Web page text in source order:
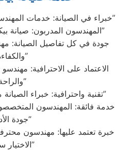
“خبراء في الصيانة: خدمات المهندسين لبيكو تضمن أفضل أداء”
“المهندسون المدربون: صيانة بيكو بيد خبراء في الميدان”
والكفاءة”
والراحة”
“تقنية واحترافية: خبراء الصيانة من بيكو يوفرون الأفضل”
جودة الأداء”
الاختيار سهلاً”